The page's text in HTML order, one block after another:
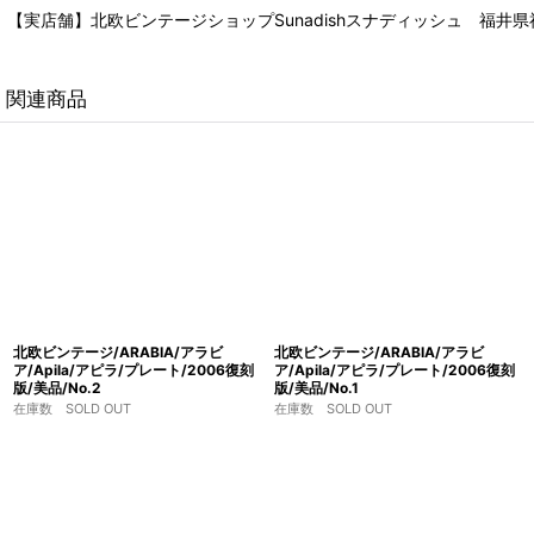
【実店舗】北欧ビンテージショップSunadishスナディッシュ 福井
関連商品
北欧ビンテージ/ARABIA/アラビ
ア/Apila/アピラ/プレート/2006復刻
版/美品/No.2
在庫数 SOLD OUT
北欧ビンテージ/ARABIA/アラビ
ア/Apila/アピラ/プレート/2006復刻
版/美品/No.1
在庫数 SOLD OUT